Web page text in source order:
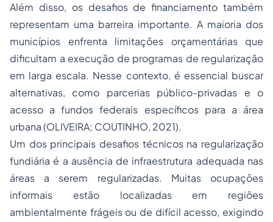
Além disso, os desafios de financiamento também
representam uma barreira importante. A maioria dos
municípios enfrenta limitações orçamentárias que
dificultam a execução de programas de regularização
em larga escala. Nesse contexto, é essencial buscar
alternativas, como parcerias público-privadas e o
acesso a fundos federais específicos para a área
urbana (OLIVEIRA; COUTINHO, 2021).
Um dos principais desafios técnicos na regularização
fundiária é a ausência de infraestrutura adequada nas
áreas a serem regularizadas. Muitas ocupações
informais estão localizadas em regiões
ambientalmente frágeis ou de difícil acesso, exigindo